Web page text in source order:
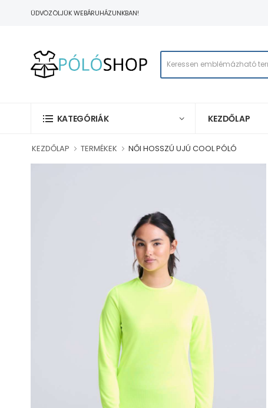
ÜDVÖZÖLJÜK WEBÁRUHÁZUNKBAN!
KATEGÓRIÁK KEZDŐLAP
KEZDŐLAP TERMÉKEK NŐI HOSSZÚ UJÚ COOL PÓLÓ